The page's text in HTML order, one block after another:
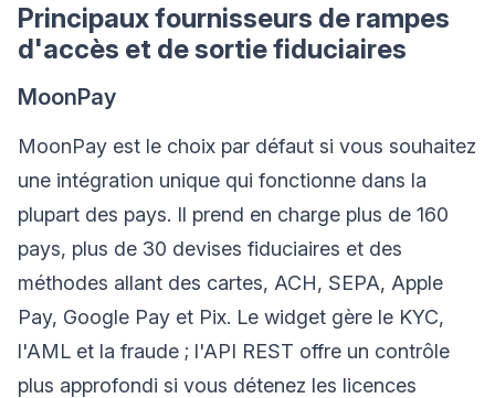
Principaux fournisseurs de rampes
d'accès et de sortie fiduciaires
MoonPay
MoonPay est le choix par défaut si vous souhaitez
une intégration unique qui fonctionne dans la
plupart des pays. Il prend en charge plus de 160
pays, plus de 30 devises fiduciaires et des
méthodes allant des cartes, ACH, SEPA, Apple
Pay, Google Pay et Pix. Le widget gère le KYC,
l'AML et la fraude ; l'API REST offre un contrôle
plus approfondi si vous détenez les licences